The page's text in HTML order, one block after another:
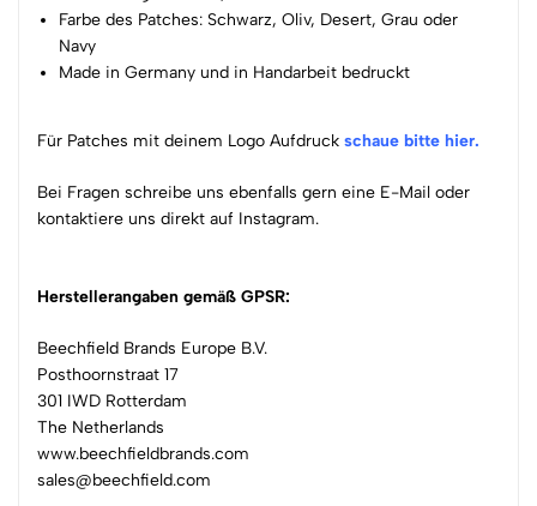
Farbe des Patches: Schwarz, Oliv, Desert, Grau oder
Navy
Made in Germany und in Handarbeit bedruckt
Für Patches mit deinem Logo Aufdruck schaue bitte hier.
Bei Fragen schreibe uns ebenfalls gern eine E-Mail oder
kontaktiere uns direkt auf Instagram.
Herstellerangaben gemäß GPSR:
Beechfield Brands Europe B.V.
Posthoornstraat 17
301 IWD Rotterdam
The Netherlands
www.beechfieldbrands.com
sales@beechfield.com